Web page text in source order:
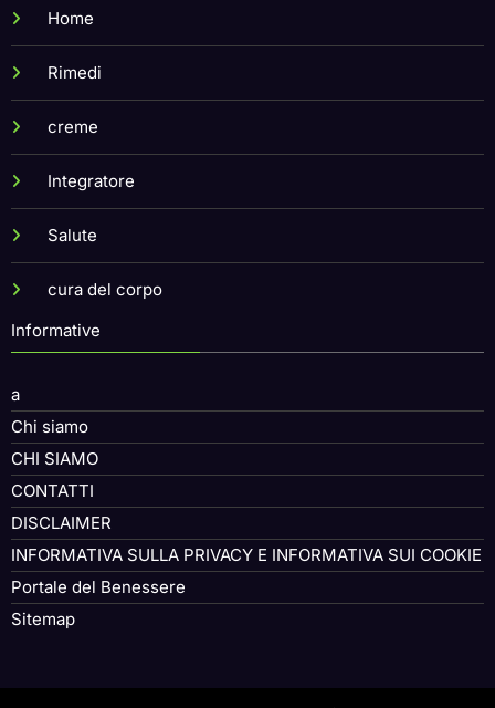
Home
Rimedi
creme
Integratore
Salute
cura del corpo
Informative
a
Chi siamo
CHI SIAMO
CONTATTI
DISCLAIMER
INFORMATIVA SULLA PRIVACY E INFORMATIVA SUI COOKIE
Portale del Benessere
Sitemap